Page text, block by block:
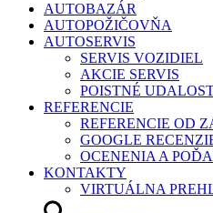
AUTOBAZÁR
AUTOPOŽIČOVŇA
AUTOSERVIS
SERVIS VOZIDIEL
AKCIE SERVIS
POISTNÉ
REFERENCIE
REFERENCIE OD
GOOGLE
OCENENIA A
KONTAKTY
VIRTUÁLNA